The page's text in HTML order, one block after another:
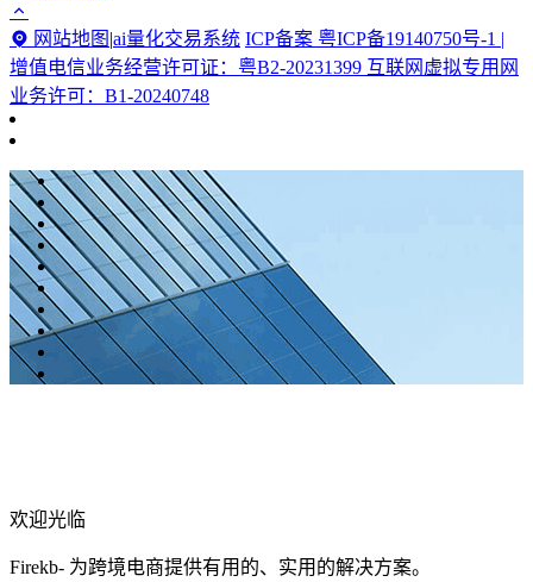
网站地图 |ai量化交易系统 ICP备案 粤ICP备19140750号-1 |
增值电信业务经营许可证：粤B2-20231399 互联网虚拟专用网
业务许可：B1-20240748
欢迎光临
Firekb- 为跨境电商提供有用的、实用的解决方案。